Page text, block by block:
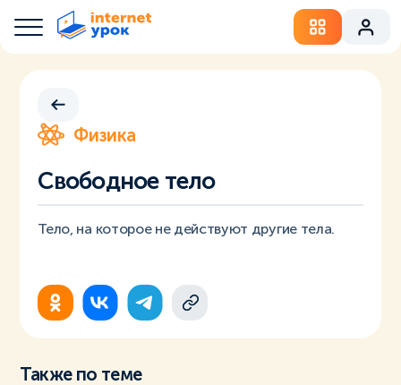
Физика
Свободное тело
Тело, на которое не действуют другие тела.
Также по теме